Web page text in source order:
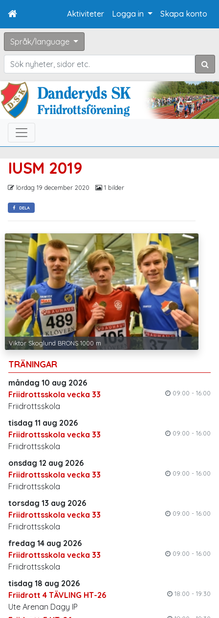
Aktiviteter Logga in Skapa konto
Språk/language
Sök
TRÄNINGAR
måndag 10 aug 2026
Friidrottsskola vecka 33
09:00 - 16:00
Friidrottsskola
tisdag 11 aug 2026
Friidrottsskola vecka 33
09:00 - 16:00
Friidrottsskola
onsdag 12 aug 2026
Friidrottsskola vecka 33
09:00 - 16:00
Friidrottsskola
torsdag 13 aug 2026
Friidrottsskola vecka 33
09:00 - 16:00
Friidrottsskola
fredag 14 aug 2026
Friidrottsskola vecka 33
09:00 - 16:00
Friidrottsskola
tisdag 18 aug 2026
Friidrott 4 TÄVLING HT-26
18:00 - 19:30
Ute Arenan Dagy IP
IUSM 2019
lördag 19 december 2020 1 bilder
DELA
Viktor Skoglund BRONS 1000 m